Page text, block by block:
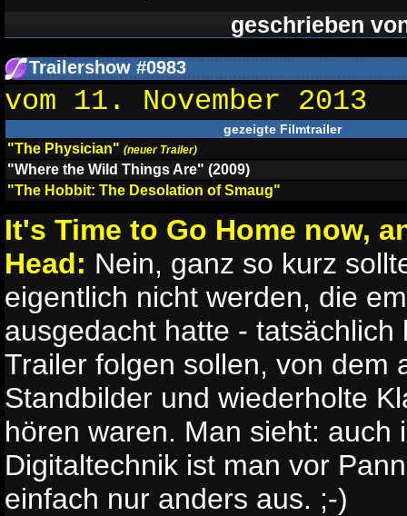
geschrieben
Trailershow #0983
vom 11. November 2013
gezeigte Filmtrailer
"The Physician" (neuer Trailer)
"Where the Wild Things Are" (2009)
"The Hobbit: The Desolation of Smaug"
It's Time to Go Home now,
Head: Nein, ganz so kurz
eigentlich nicht werden, die
ausgedacht hatte -
Trailer folgen sollen, von dem
Standbilder und wiederholte
hören waren. Man sieht: auch
Digitaltechnik ist man vor
einfach nur anders aus. ;-)